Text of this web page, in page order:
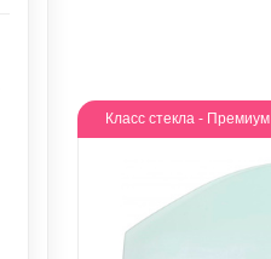
Класс стекла - Премиум